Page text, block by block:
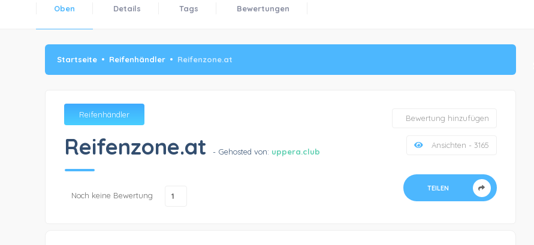
Oben Details Tags Bewertungen
Startseite Reifenhändler Reifenzone.at
Reifenhändler
Reifenzone.at- Gehosted von: uppera.club
Noch keine Bewertung 1
Bewertung hinzufügen
Ansichten - 3165
TEILEN